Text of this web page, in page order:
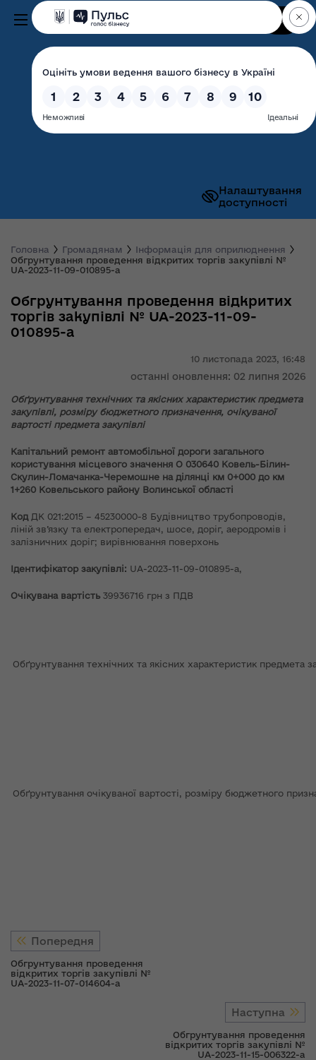
Налаштування
доступності
Волинська обласна
державна адміністрація
Головна Громадянам
Інформація для оприлюднення
Обгрунтування проведення відкритих торгів закупівлі №
UA-2023-11-09-010895-a
10 листопада 2023, 16:48
останні оновлення: 02 липня 2026
Обгрунтування проведення відкритих
торгів закупівлі № UA-2023-11-09-
010895-a
Обґрунтування технічних та якісних характеристик предмета
закупівлі, розміру бюджетного призначення, очікуваної
вартості предмета закупівлі
Капітальний ремонт автомобільної дороги загального
користування місцевого значення О 030640 Ковель-Білин-
Скулин-Ломачанка-Черемошне на ділянці км 0+000 до км
1+260 Ковельського району Волинської області
Код ДК 021:2015 – 45230000-8 Будівництво трубопроводів,
ліній зв’язку та електропередач, шосе, доріг, аеродромів і
залізничних доріг; вирівнювання поверхонь
Ідентифікатор закупівлі: UA-2023-11-09-010895-a,
Очікувана вартість 39936716 грн з ПДВ
Обґрунтування технічних та якісних характеристик предмета
Обґрунтування очікуваної вартості, розміру бюджетного
Попередня
Обгрунтування проведення
відкритих торгів закупівлі №
UA-2023-11-07-014604-a
Наступна
Обгрунтування проведення
відкритих торгів закупівлі №
UA-2023-11-15-006322-a